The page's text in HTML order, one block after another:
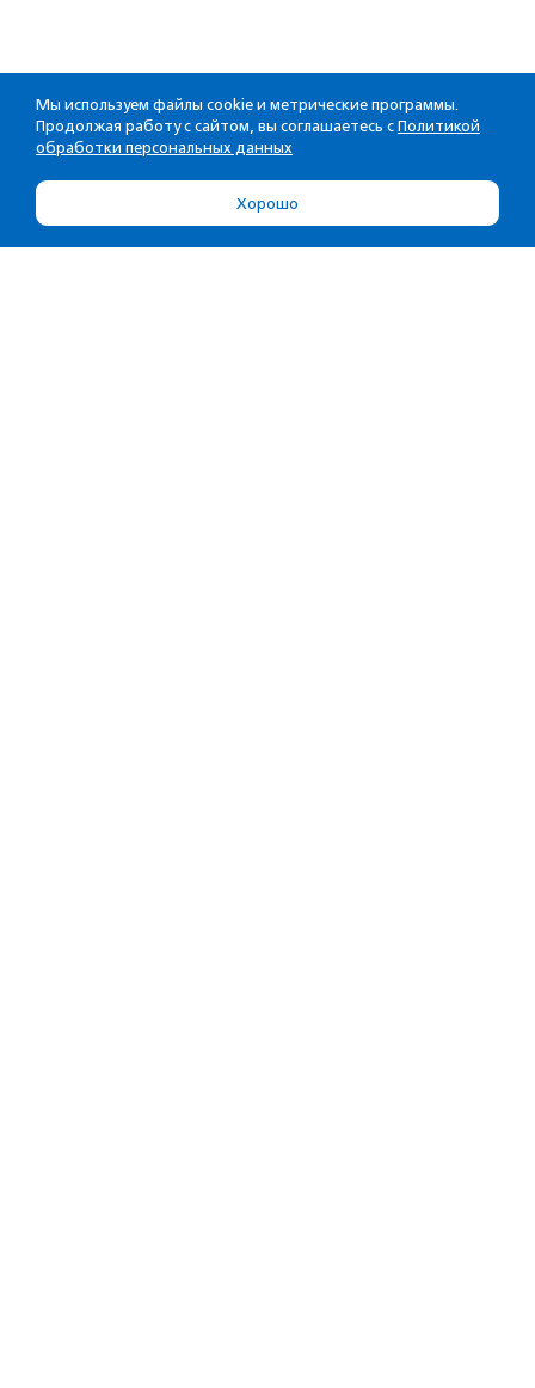
Мы используем файлы cookie и метрические программы.
Продолжая работу с сайтом, вы соглашаетесь с Политикой
обработки персональных данных
Хорошо